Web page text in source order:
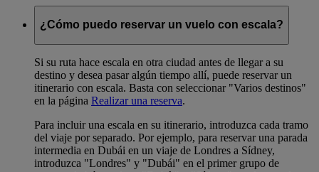
¿Cómo puedo reservar un vuelo con escala?
Si su ruta hace escala en otra ciudad antes de llegar a su
destino y desea pasar algún tiempo allí, puede reservar un
itinerario con escala. Basta con seleccionar "Varios destinos"
en la página Realizar una reserva.
Para incluir una escala en su itinerario, introduzca cada tramo
del viaje por separado. Por ejemplo, para reservar una parada
intermedia en Dubái en un viaje de Londres a Sídney,
introduzca "Londres" y "Dubái" en el primer grupo de